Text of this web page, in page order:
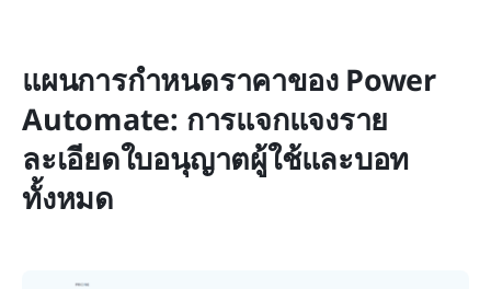
แผนการกำหนดราคาของ Power
Automate: การแจกแจงราย
ละเอียดใบอนุญาตผู้ใช้และบอท
ทั้งหมด